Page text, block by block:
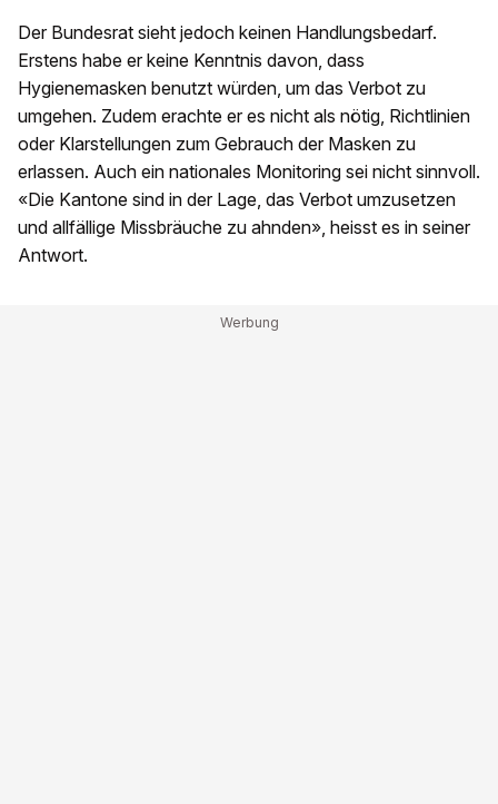
Der Bundesrat sieht jedoch keinen Handlungsbedarf.
Erstens habe er keine Kenntnis davon, dass
Hygienemasken benutzt würden, um das Verbot zu
umgehen. Zudem erachte er es nicht als nötig, Richtlinien
oder Klarstellungen zum Gebrauch der Masken zu
erlassen. Auch ein nationales Monitoring sei nicht sinnvoll.
«Die Kantone sind in der Lage, das Verbot umzusetzen
und allfällige Missbräuche zu ahnden», heisst es in seiner
Antwort.